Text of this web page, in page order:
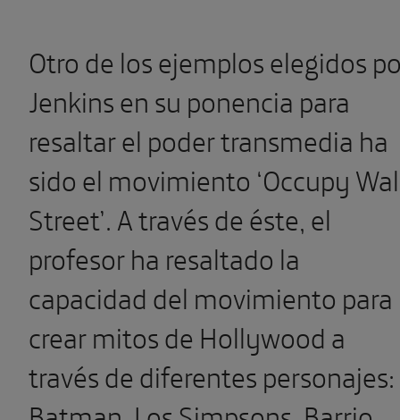
Otro de los ejemplos elegidos
Jenkins en su ponencia para
resaltar el poder transmedia ha
sido el movimiento ‘Occupy
Street’. A través de éste, el
profesor ha resaltado la
capacidad del movimiento para
crear mitos de Hollywood a
través de diferentes personajes: